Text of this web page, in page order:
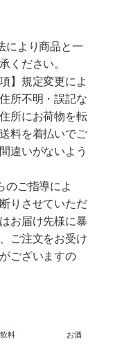
により商品と一
ください。
】規定変更によ
所不明・誤記な
所にお荷物を転
料を着払いでご
違いがないよう
のご指導によ
りさせていただ
お届け先様に暴
ご注文をお受け
ございますの
料 お酒